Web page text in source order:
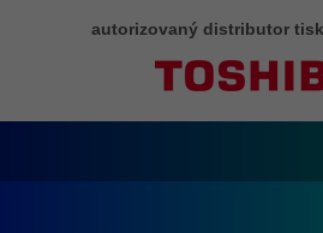
autorizovaný distributor